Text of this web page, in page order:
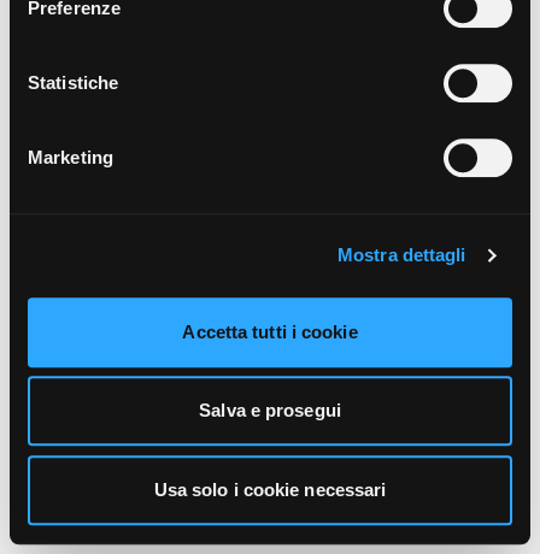
unicamente i cookie necessari alla navigazione. Per
funzionamento, puoi prendere visione dell’informativa
cliccando qui.
Preferenze
Statistiche
Marketing
Mostra dettagli
Accetta tutti i cookie
Salva e prosegui
Usa solo i cookie necessari